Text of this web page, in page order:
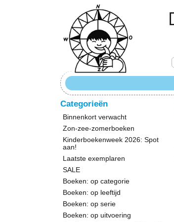
Categorieën
Binnenkort verwacht
Zon-zee-zomerboeken
Kinderboekenweek 2026: Spot
aan!
Laatste exemplaren
SALE
Boeken: op categorie
Boeken: op leeftijd
Boeken: op serie
Boeken: op uitvoering